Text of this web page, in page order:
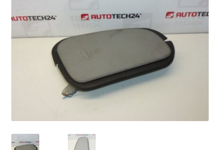
Kassa
Klachtenprocedure
Mijn account